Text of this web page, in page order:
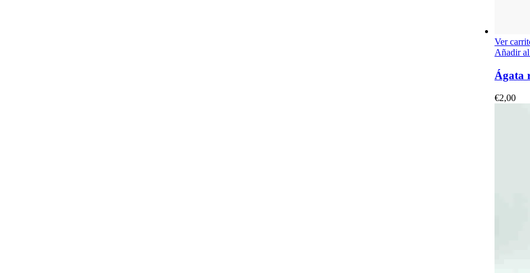
Ver
Añadir
Ágata
€2,00